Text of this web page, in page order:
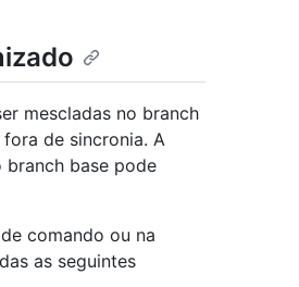
mescladas no branch
de sincronia. A
base pode
comando ou na
as seguintes